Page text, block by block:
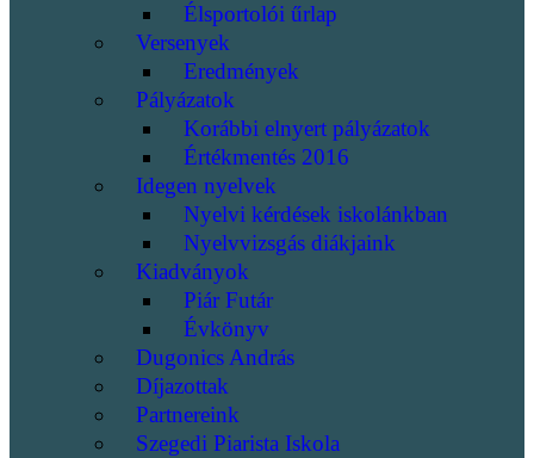
Élsportolói űrlap
Versenyek
Eredmények
Pályázatok
Korábbi elnyert pályázatok
Értékmentés 2016
Idegen nyelvek
Nyelvi kérdések iskolánkban
Nyelvvizsgás diákjaink
Kiadványok
Piár Futár
Évkönyv
Dugonics András
Díjazottak
Partnereink
Szegedi Piarista Iskola